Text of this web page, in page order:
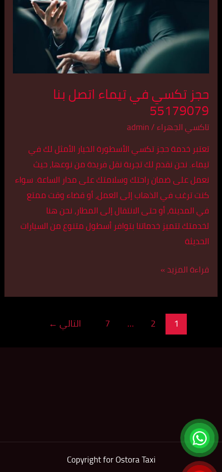
حجز تكسي في تيماء اتصل بنا
55179079
تاكسي الجهراء/
admin
تعتبر خدمة حجز تكسي الأسطورة الخيار الأمثل لك في
تيماء. نحن نقدم لك تجربة نقل فريدة من نوعها، حيث
نعمل على ضمان راحتك وسلامتك على مدار الساعة. سواء
كنت ترغب في الذهاب إلى العمل، أو قضاء وقت ممتع
في المدينة، أو حتى الانتقال إلى المطار، نحن هنا
لخدمتك.تتميز خدماتنا بتوافر أسطول متنوع من السيارات
الحديثة
بنا
55179079
قراءة المزيد »
1
2
…
7 التالي ←
Copyright for Ostora Taxi